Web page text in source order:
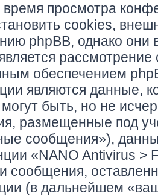
время просмотра
cookies,
phpBB, однако они
обеспечением
являются данные,
быть, но не
размещенные под
сообщения»),
«NANO Antivirus >
сообщения,
(в дальнейшем